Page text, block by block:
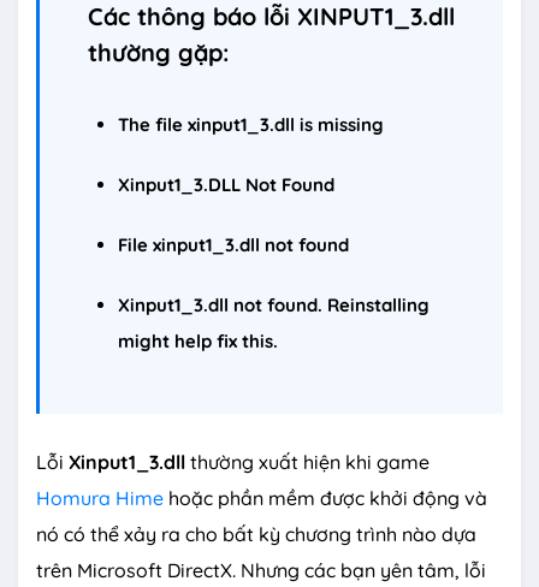
Các thông báo lỗi XINPUT1_3.dll
thường gặp:
The file xinput1_3.dll is missing
Xinput1_3.DLL Not Found
File xinput1_3.dll not found
Xinput1_3.dll not found. Reinstalling
might help fix this.
Lỗi Xinput1_3.dll thường xuất hiện khi game
Homura Hime hoặc phần mềm được khởi động và
nó có thể xảy ra cho bất kỳ chương trình nào dựa
trên Microsoft DirectX. Nhưng các bạn yên tâm, lỗi